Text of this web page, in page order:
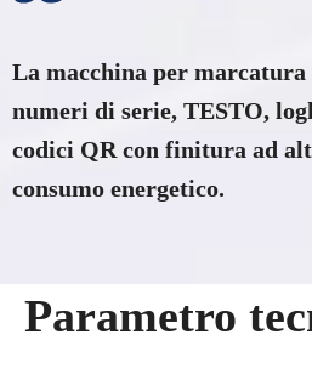
La macchina per
numeri di serie, TESTO,
codici QR con finitura ad
consumo energetico.
Parametro